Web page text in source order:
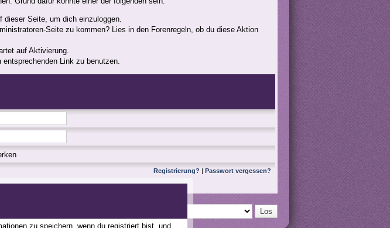
zu speichern, wenn du registriert bist, und
dieser Seite, um dich einzuloggen.
Seite zu kommen? Lies in den Forenregeln, ob du diese Aktion
auf Aktivierung.
Link zu benutzen.
Registrierung? | Passwort vergessen?